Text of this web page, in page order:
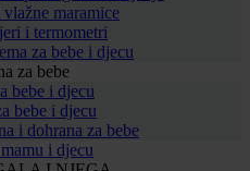
vlažne maramice
i termometri
za bebe i djecu
za bebe
bebe i djecu
bebe i djecu
i dohrana za bebe
i djecu